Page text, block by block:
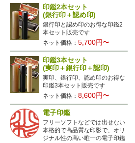
印鑑2本セット
(銀行印＋認め印)
銀行印と認め印のお得な印鑑2
本セット販売です
ネット価格：5,700円〜
印鑑3本セット
(実印＋銀行印＋認印)
実印、銀行印、認め印のお得な
印鑑3本セット販売です
ネット価格：8,600円〜
電子印鑑
フリーソフトなどでは出せない
本格的で高品質な印影で、オリ
ジナル性の高い唯一の電子印鑑